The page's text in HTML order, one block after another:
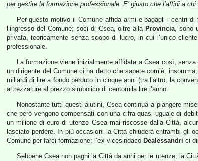
per gestire la formazione professionale. E’ giusto che l’affidi a chi
Per questo motivo il Comune affida armi e bagagli i centri
l’ingresso del Comune; soci di Csea, oltre alla Provincia, sono
privata, teoricamente senza scopo di lucro, in cui l’unico
professionale.
La formazione viene inizialmente affidata a Csea così, senza
un dirigente del Comune ci ha detto che sapete com’è,
miliardi di lire a fondo perduto in cinque anni (tra l’altro, la
attrezzature al prezzo simbolico di centomila lire l’anno.
Nonostante tutti questi aiutini, Csea continua a piangere
che però vengono compensati con una cifra quasi uguale di
un milione di euro di utenze Csea mai riscosse dalla Città,
lasciato perdere. In più occasioni la Città chiuderà entrambi gli
Comune per farci formazione; l’ex vicesindaco Dealessandri ci
Sebbene Csea non paghi la Città da anni per le utenze, la